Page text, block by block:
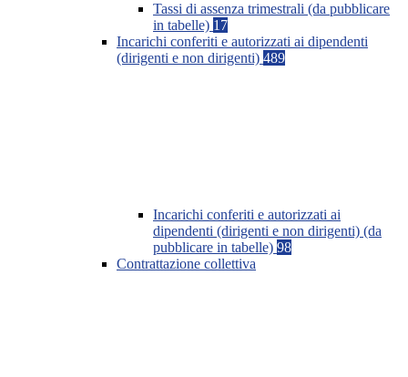
Tassi di assenza trimestrali (da pubblicare
in tabelle) 17
Incarichi conferiti e autorizzati ai dipendenti
(dirigenti e non dirigenti) 489
Incarichi conferiti e autorizzati ai
dipendenti (dirigenti e non dirigenti) (da
pubblicare in tabelle) 98
Contrattazione collettiva